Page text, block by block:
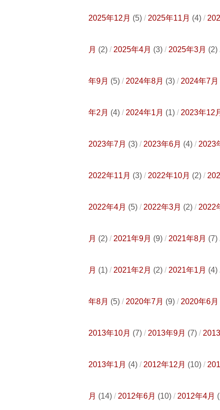
2025年12月 (5) 2025年11月 (4)
月 (2) 2025年4月 (3) 2025年3月 (2)
年9月 (5) 2024年8月 (3) 2024年7月
年2月 (4) 2024年1月 (1) 2023年12
2023年7月 (3) 2023年6月 (4) 2023
2022年11月 (3) 2022年10月 (2)
2022年4月 (5) 2022年3月 (2) 2022
月 (2) 2021年9月 (9) 2021年8月 (7)
月 (1) 2021年2月 (2) 2021年1月 (4)
年8月 (5) 2020年7月 (9) 2020年6月
2013年10月 (7) 2013年9月 (7)
2013年1月 (4) 2012年12月 (10)
月 (14) 2012年6月 (10) 2012年4月